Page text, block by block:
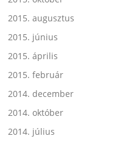
2015. augusztus
2015. június
2015. április
2015. február
2014. december
2014. október
2014. július